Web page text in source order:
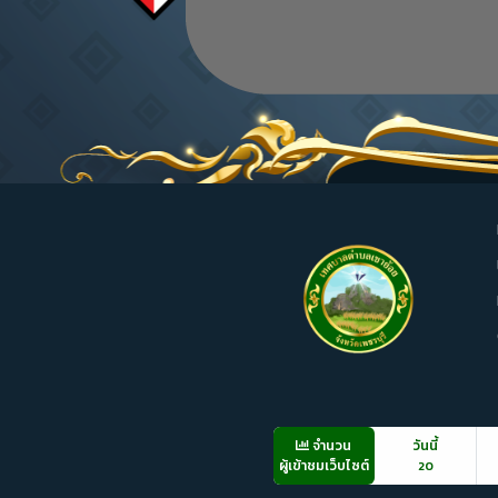
จำนวน
ผู้เข้าชมเว็บไซต์
วันนี้
20